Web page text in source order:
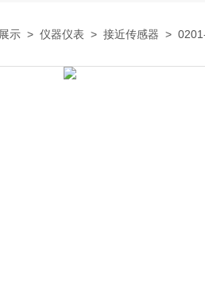
示 > 仪器仪表 > 接近传感器 >